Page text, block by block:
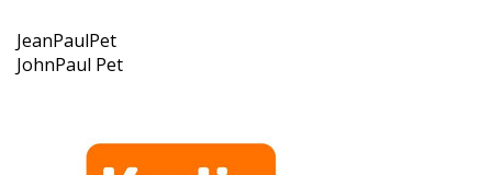
JeanPaulPet
JohnPaul Pet